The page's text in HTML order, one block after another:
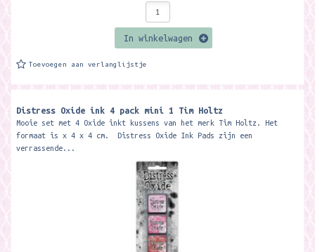
In winkelwagen
Toevoegen aan verlanglijstje
Distress Oxide ink 4 pack mini 1 Tim Holtz
Mooie set met 4 Oxide inkt kussens van het merk Tim Holtz. Het
formaat is x 4 x 4 cm. Distress Oxide Ink Pads zijn een
verrassende...